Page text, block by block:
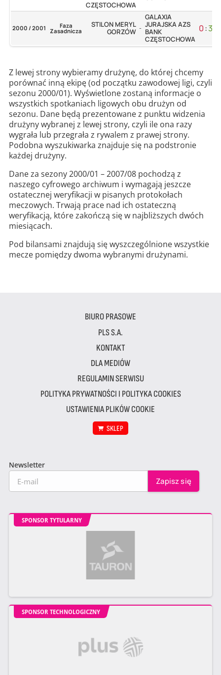
CZĘSTOCHOWA
2000 / 2001 Faza
Zasadnicza
STILON MERYL
GORZÓW -
GALAXIA
JURAJSKA AZS
BANK
CZĘSTOCHOWA
0:3
Z lewej strony wybieramy drużynę, do której chcemy
porównać inną ekipę (od początku zawodowej ligi, czyli
sezonu 2000/01). Wyświetlone zostaną informacje o
wszystkich spotkaniach ligowych obu drużyn od
sezonu. Dane będą prezentowane z punktu widzenia
drużyny wybranej z lewej strony, czyli ile ona razy
wygrała lub przegrała z rywalem z prawej strony.
Podobna wyszukiwarka znajduje się na podstronie
każdej drużyny.
Dane za sezony 2000/01 – 2007/08 pochodzą z
naszego cyfrowego archiwum i wymagają jeszcze
ostatecznej weryfikacji w pisanych protokołach
meczowych. Trwają prace nad ich ostateczną
weryfikacją, które zakończą się w najbliższych dwóch
miesiącach.
Pod bilansami znajdują się wyszczególnione wszystkie
mecze pomiędzy dwoma wybranymi drużynami.
BIURO PRASOWE
PLS S.A.
KONTAKT
DLA MEDIÓW
REGULAMIN SERWISU
POLITYKA PRYWATNOŚCI I POLITYKA COOKIES
USTAWIENIA PLIKÓW COOKIE
SKLEP
Newsletter
SPONSOR TYTULARNY
SPONSOR TECHNOLOGICZNY